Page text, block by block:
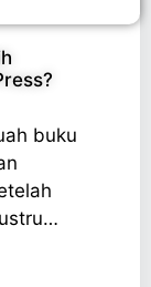
buku